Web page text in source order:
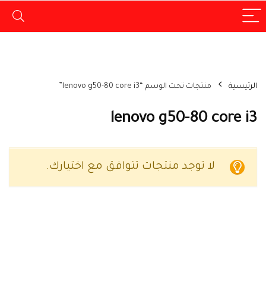
الرئيسية منتجات تحت الوسم “lenovo g50-80 core i3”
lenovo g50-80 core i3
لا توجد منتجات تتوافق مع اختيارك.